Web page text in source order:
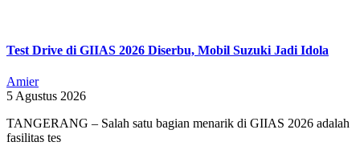
Test Drive di GIIAS 2026 Diserbu, Mobil Suzuki Jadi Idola
Amier
5 Agustus 2026
TANGERANG – Salah satu bagian menarik di GIIAS 2026 adalah
fasilitas tes